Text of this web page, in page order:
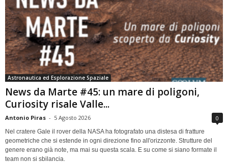
Astronautica ed Esplorazione Spaziale
News da Marte #45: un mare di poligoni,
Curiosity risale Valle...
Antonio Piras - 5 Agosto 2026 0
Nel cratere Gale il rover della NASA ha fotografato una distesa di fratture
geometriche che si estende in ogni direzione fino all'orizzonte. Strutture del
genere erano già note, ma mai su questa scala. E su come si siano formate il
team non si sbilancia.